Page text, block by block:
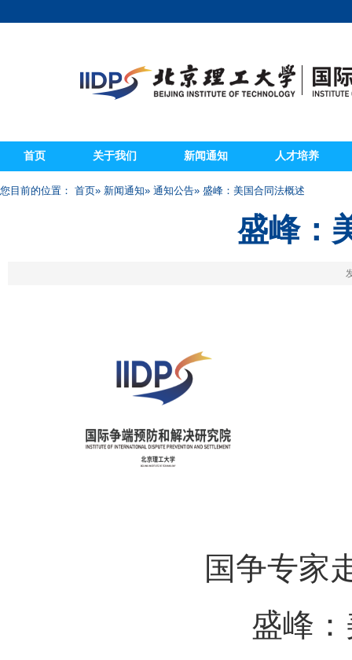
首页 关于我们 新闻通知 人才培养
您目前的位置： 首页» 新闻通知» 通知公告» 盛峰：美国合同法概述
盛峰：
国争专家
盛峰